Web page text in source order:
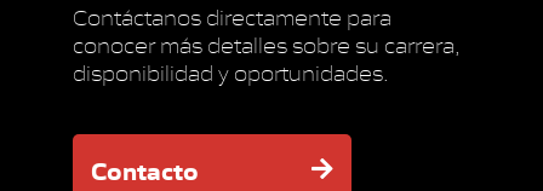
Contáctanos directamente para
conocer más detalles sobre su carrera,
disponibilidad y oportunidades.
Contacto